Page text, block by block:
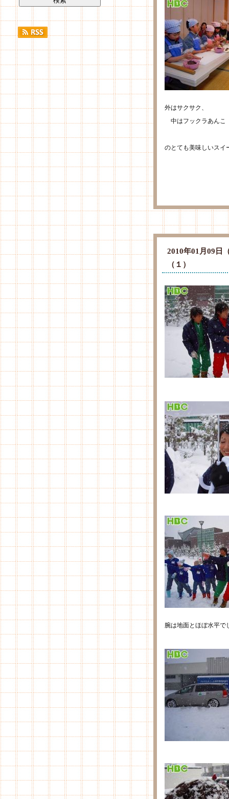
外はサクサク、
中はフックラあん
のとても美味しいスイ
2010年01月09
（１）
腕は地面とほぼ水平で